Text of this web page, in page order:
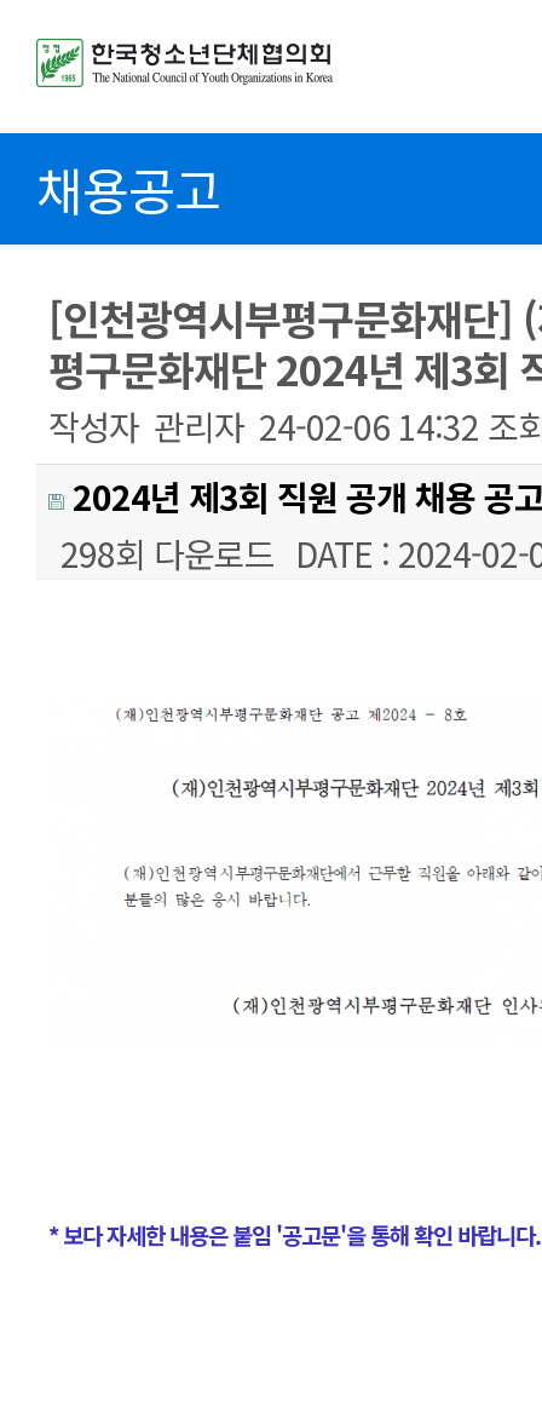
채용공고
[인천광역시부평구문화재단]
평구문화재단 2024년 제3회
작성자 관리자 24-02-06 14:32 조
2024년 제3회 직원 공개 채용 공
298회 다운로드 DATE : 2024-
* 보다 자세한 내용은 붙임 '공고문'을 통해 확인 바랍니다.